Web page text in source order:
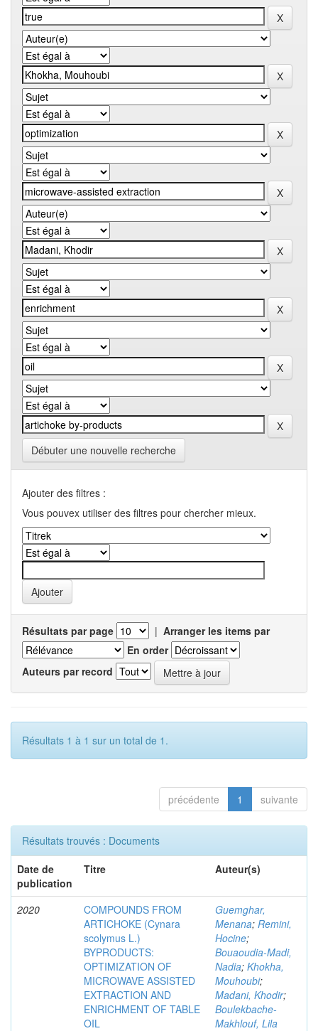
Débuter une nouvelle recherche
Ajouter des filtres :
Vous pouvex utiliser des filtres pour chercher mieux.
Résultats par page | Arranger les items par
En order
Auteurs par record
Résultats 1 à 1 sur un total de 1.
précédente 1 suivante
Résultats trouvés : Documents
Date de
publication
Titre Auteur(s)
2020
COMPOUNDS FROM
ARTICHOKE (Cynara
scolymus L.)
BYPRODUCTS:
OPTIMIZATION OF
MICROWAVE ASSISTED
EXTRACTION AND
ENRICHMENT OF TABLE
OIL
Guemghar,
Menana; Remini,
Hocine;
Bouaoudia-Madi,
Nadia; Khokha,
Mouhoubi;
Madani, Khodir;
Boulekbache-
Makhlouf, Lila